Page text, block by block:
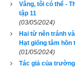
bối rối và tức giận
không ngần
niềm thương yêu
"Thật là một điều
biến".
Vâng, tôi có thể -
tập 11
(03/05/2024)
Hai từ nên tránh
Hạt giống tâm hồn
(01/05/2024)
Tác giả của